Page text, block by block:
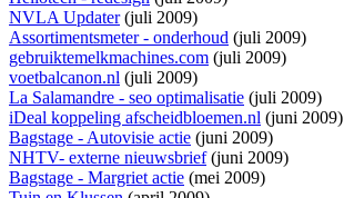
NVLA Updater(juli 2009)
Assortimentsmeter - onderhoud (juli 2009)
gebruiktemelkmachines.com (juli 2009)
voetbalcanon.nl (juli 2009)
La Salamandre - seo optimalisatie (juli 2009)
iDeal koppeling afscheidbloemen.nl (juni 2009)
Bagstage - Autovisie actie (juni 2009)
NHTV- externe nieuwsbrief(juni 2009)
Bagstage - Margriet actie (mei 2009)